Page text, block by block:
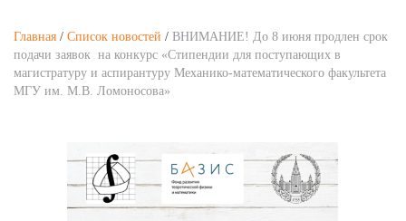
Главная / Список новостей / ВНИМАНИЕ! До 8 июня продлен срок
подачи заявок на конкурс «Стипендии для поступающих в
магистратуру и аспирантуру Механико-математического факультета
МГУ им. М.В. Ломоносова»